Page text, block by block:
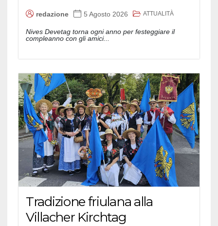
redazione 5 Agosto 2026 ATTUALITÀ
Nives Devetag torna ogni anno per festeggiare il
compleanno con gli amici...
Tradizione friulana alla
Villacher Kirchtag